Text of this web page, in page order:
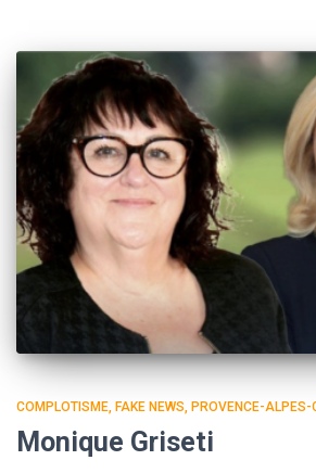
COMPLOTISME FAKE NEWS PROVENCE-ALPES-
Monique Griseti